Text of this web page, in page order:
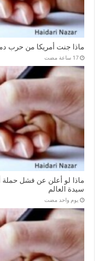
ماذا جنت أمريكا من حرب
‏17 ساعة مضت
ماذا لو أعلن عن فشل حملة
سيدة العالم
‏يوم واحد مضت